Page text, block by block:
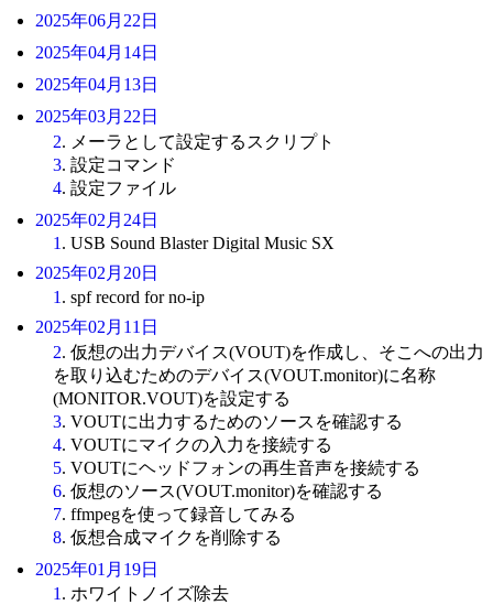
2025年06月22日
2025年04月14日
2025年04月13日
2025年03月22日
2. メーラとして設定するスクリプト
3. 設定コマンド
4. 設定ファイル
2025年02月24日
1 . USB Sound Blaster Digital Music SX
2025年02月20日
1 . spf record for no-ip
2025年02月11日
2. 仮想の出力デバイス(VOUT)を作成し、そこへの出力
を取り込むためのデバイス(VOUT.monitor)に名称
(MONITOR.VOUT)を設定する
3. VOUTに出力するためのソースを確認する
4. VOUTにマイクの入力を接続する
5. VOUTにヘッドフォンの再生音声を接続する
6. 仮想のソース(VOUT.monitor)を確認する
7. ffmpegを使って録音してみる
8. 仮想合成マイクを削除する
2025年01月19日
1 . ホワイトノイズ除去